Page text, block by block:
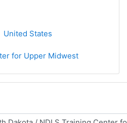
United States
for Upper Midwest